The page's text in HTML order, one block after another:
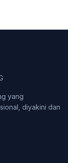
yang
diyakini dan